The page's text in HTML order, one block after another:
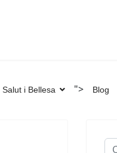
Salut i Bellesa "> Blog